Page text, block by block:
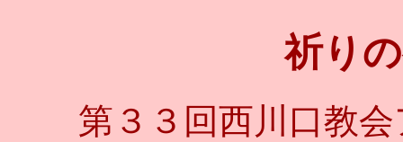
祈り
第３３回西川口教会